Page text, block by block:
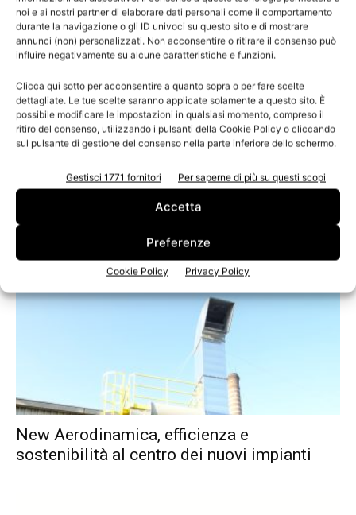
noi e ai nostri partner di elaborare dati personali come il comportamento
durante la navigazione o gli ID univoci su questo sito e di mostrare
annunci (non) personalizzati. Non acconsentire o ritirare il consenso può
influire negativamente su alcune caratteristiche e funzioni.
Clicca qui sotto per acconsentire a quanto sopra o per fare scelte
dettagliate. Le tue scelte saranno applicate solamente a questo sito. È
possibile modificare le impostazioni in qualsiasi momento, compreso il
ritiro del consenso, utilizzando i pulsanti della Cookie Policy o cliccando
sul pulsante di gestione del consenso nella parte inferiore dello schermo.
Gestisci 1771 fornitori Per saperne di più su questi scopi
Accetta
Preferenze
Cookie Policy Privacy Policy
Efficienza energetica e sostenibilità: i
sistemi di vuoto Everllence al servizio...
New Aerodinamica, efficienza e
sostenibilità al centro dei nuovi impianti